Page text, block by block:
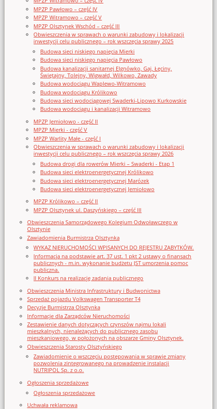
MPZP Pawłowo – część IV
MPZP Witramowo – część V
MPZP Olsztynek Wschód – część III
Obwieszczenia w sprawach o warunki zabudowy i lokalizacji
inwestycji celu publicznego – rok wszczęcia sprawy 2025
Budowa sieci niskiego napięcia Mierki
Budowa sieci niskiego napięcia Pawłowo
Budowa kanalizacji sanitarnej Elgnówko, Gaj, Łęciny,
Świętajny, Tolejny, Wigwałd, Wilkowo, Zawady
Budowa wodociągu Waplewo-Witramowo
Budowa wodociągu Królikowo
Budowa sieci wodociągowej Swaderki-Lipowo Kurkowskie
Budowa wodociągu i kanalizacji Witramowo
MPZP Jemiołowo - część II
MPZP Mierki - część V
MPZP Warlity Małe - część I
Obwieszczenia w sprawach o warunki zabudowy i lokalizacji
inwestycji celu publicznego – rok wszczęcia sprawy 2026
Budowa drogi dla rowerów Mierki – Swaderki - Etap 1
Budowa sieci elektroenergetycznej Królikowo
Budowa sieci elektroenergetycznej Marózek
Budowa sieci elektroenergetycznej Jemiołowo
MPZP Królikowo – część II
MPZP Olsztynek ul. Daszyńskiego – część III
Obwieszczenia Samorządowego Kolegium Odwoławczego w
Olsztynie
Zawiadomienia Burmistrza Olsztynka
WYKAZ NIERUCHOMOŚCI WPISANYCH DO REJESTRU ZABYTKÓW.
Informacja na podstawie art. 37 ust. 1 pkt 2 ustawy o finansach
publicznych - m.in. wykonanie budżetu JST umorzenia pomoc
publiczna.
II Konkurs na realizację zadania publicznego
Obwieszczenia Ministra Infrastruktury i Budwonictwa
Sprzedaż pojazdu Volkswagen Transporter T4
Decyzje Burmistrza Olsztynka
Informacje dla Zarządców Nieruchomości
Zestawienie danych dotyczących czynszów najmu lokali
mieszkalnych, nienależących do publicznego zasobu
mieszkaniowego, w położonych na obszarze Gminy Olsztynek.
Obwieszczenia Starosty Olsztyńskiego
Zawiadomienie o wszczęciu postępowania w sprawie zmiany
pozwolenia zintegrowanego na prowadzenie instalacji
NUTRIPOL Sp. z o.o.
Ogłoszenia sprzedażowe
Ogłoszenia sprzedażowe
Uchwała reklamowa